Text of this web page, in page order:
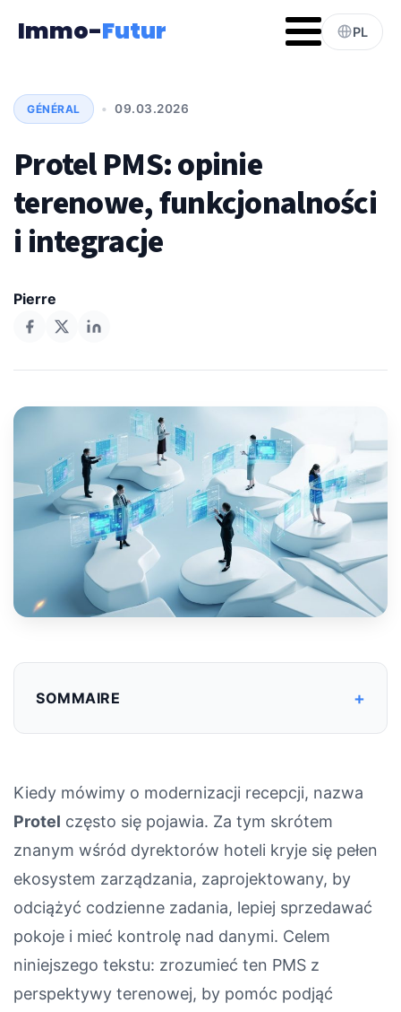
Immo-Futur PL
GÉNÉRAL • 09.03.2026
Protel PMS: opinie
terenowe, funkcjonalności
i integracje
Pierre
SOMMAIRE +
Kiedy mówimy o modernizacji recepcji, nazwa
Protel często się pojawia. Za tym skrótem
znanym wśród dyrektorów hoteli kryje się pełen
ekosystem zarządzania, zaprojektowany, by
odciążyć codzienne zadania, lepiej sprzedawać
pokoje i mieć kontrolę nad danymi. Celem
niniejszego tekstu: zrozumieć ten PMS z
perspektywy terenowej, by pomóc podjąć